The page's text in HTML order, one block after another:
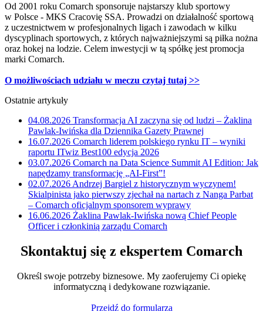
Od 2001 roku Comarch sponsoruje najstarszy klub sportowy
w Polsce - MKS Cracovię SSA. Prowadzi on działalność sportową
z uczestnictwem w profesjonalnych ligach i zawodach w kilku
dyscyplinach sportowych, z których najważniejszymi są piłka nożna
oraz hokej na lodzie. Celem inwestycji w tą spółkę jest promocja
marki Comarch.
O możliwościach udziału w meczu czytaj tutaj >>
Ostatnie artykuły
04.08.2026 Transformacja AI zaczyna się od ludzi – Żaklina
Pawlak-Iwińska dla Dziennika Gazety Prawnej
16.07.2026 Comarch liderem polskiego rynku IT – wyniki
raportu ITwiz Best100 edycja 2026
03.07.2026 Comarch na Data Science Summit AI Edition: Jak
napędzamy transformację „AI-First”!
02.07.2026 Andrzej Bargiel z historycznym wyczynem!
Skialpinista jako pierwszy zjechał na nartach z Nanga Parbat
– Comarch oficjalnym sponsorem wyprawy
16.06.2026 Żaklina Pawlak-Iwińska nową Chief People
Officer i członkinią zarządu Comarch
Skontaktuj się z ekspertem Comarch
Określ swoje potrzeby biznesowe. My zaoferujemy Ci opiekę
informatyczną i dedykowane rozwiązanie.
Przejdź do formularza